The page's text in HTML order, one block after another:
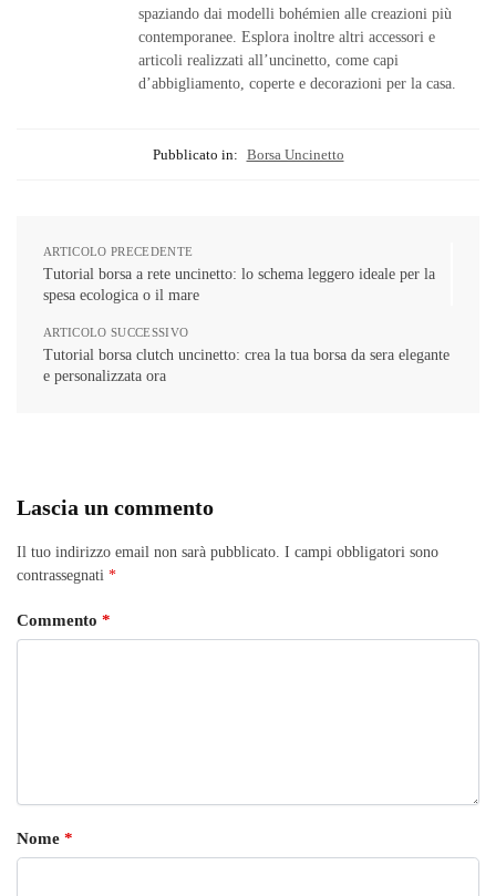
spaziando dai modelli bohémien alle creazioni più
contemporanee. Esplora inoltre altri accessori e
articoli realizzati all’uncinetto, come capi
d’abbigliamento, coperte e decorazioni per la casa.
Pubblicato in: Borsa Uncinetto
ARTICOLO PRECEDENTE
Tutorial borsa a rete uncinetto: lo schema leggero ideale per la
spesa ecologica o il mare
ARTICOLO SUCCESSIVO
Tutorial borsa clutch uncinetto: crea la tua borsa da sera elegante
e personalizzata ora
Lascia un commento
Il tuo indirizzo email non sarà pubblicato. I campi obbligatori sono
contrassegnati *
Commento *
Nome *